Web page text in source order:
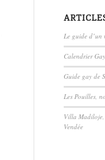
Le guide d’un
Calendrier
Guide gay de
Les Pouilles,
Villa
Vendée